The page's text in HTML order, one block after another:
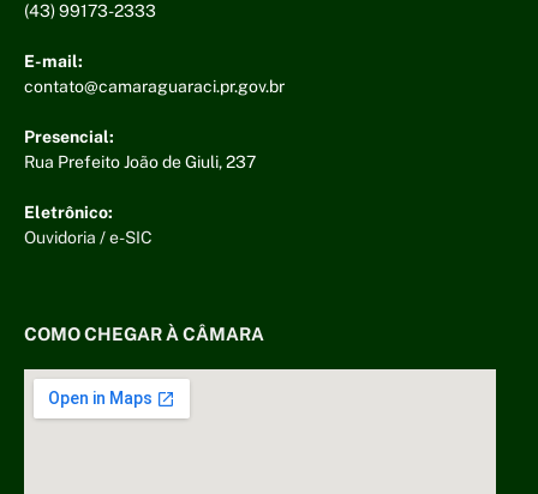
(43) 99173-2333
E-mail:
contato@camaraguaraci.pr.gov.br
Presencial:
Rua Prefeito João de Giuli, 237
Eletrônico:
Ouvidoria /e-SIC
COMO CHEGAR À CÂMARA